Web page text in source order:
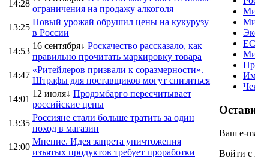
14:28
ограничения на продажу алкоголя
13:25
Новый урожай обрушил цены на кукурузу
в России
14:53
16 сентября↓ Роскачество рассказало, как
правильно прочитать маркировку товара
14:47
«Ритейлеров призвали к соразмерности».
Штрафы для поставщиков могут снизиться
14:01
12 июля↓ Продэмбарго пересчитывает
российские цены
13:35
Россияне стали больше тратить за один
поход в магазин
12:00
Мнение. Идея запрета уничтожения
изъятых продуктов требует проработки
ЕС
Ваш e-
Войти